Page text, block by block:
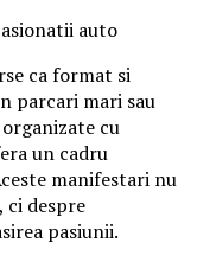
auto
ca format si
parcari mari sau
cu
un cadru
manifestari nu
ci despre
pasiunii.